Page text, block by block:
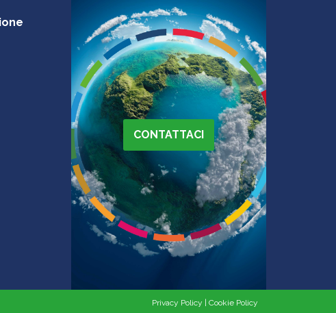
CONTATTACI
Privacy Policy | Cookie Policy